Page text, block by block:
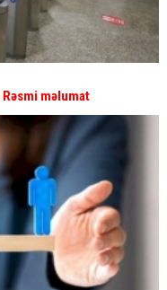
Rəsmi məlumat